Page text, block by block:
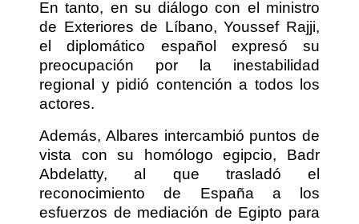
En tanto, en su diálogo con el ministro
de Exteriores de Líbano, Youssef Rajji,
el diplomático español expresó su
preocupación por la inestabilidad
regional y pidió contención a todos los
actores.
Además, Albares intercambió puntos de
vista con su homólogo egipcio, Badr
Abdelatty, al que trasladó el
reconocimiento de España a los
esfuerzos de mediación de Egipto para